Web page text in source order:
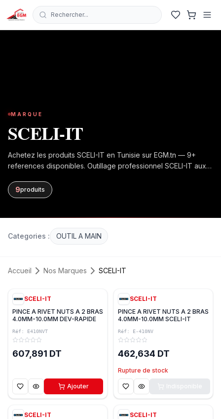
Rechercher...
MARQUE
SCELI-IT
Achetez les produits SCELI-IT en Tunisie sur EGM.tn — 9+
references disponibles. Outillage professionnel SCELI-IT aux
9produits
Categories : OUTIL A MAIN
Accueil Nos Marques SCELI-IT
SCELI-IT
PINCE A RIVET NUTS A 2 BRAS
4.0MM-10.0MM DEV-RAPIDE
Réf: E410NVT
607,891 DT
Ajouter
SCELI-IT
PINCE A RIVET NUTS A 2 BRAS
4.0MM-10.0MM SCELI-IT
Réf: E-410NV
462,634 DT
Rupture de stock
SCELI-IT
SCELI-IT